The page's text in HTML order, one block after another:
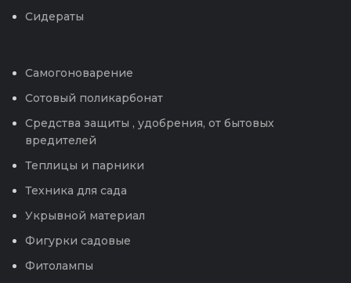
Сидераты
Самогоноварение
Сотовый поликарбонат
Средства защиты , удобрения, от бытовых
вредителей
Теплицы и парники
Техника для сада
Укрывной материал
Фигурки садовые
Фитолампы